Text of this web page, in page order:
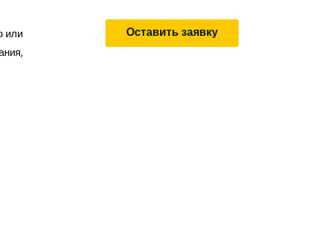
или
Оставить заявку